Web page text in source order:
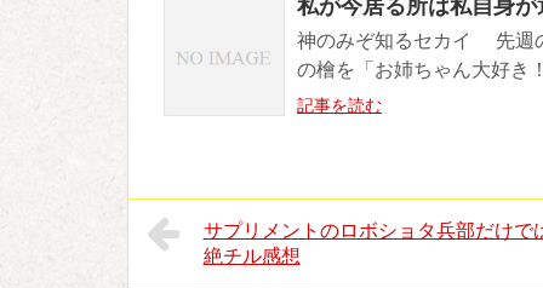
私が今居る所は私自身
神のみぞ知るセカイ 先週
の檜を「お姉ちゃん大好き
記事を読む
サプリメントのロボショタ兵部だけ
絶チル感想